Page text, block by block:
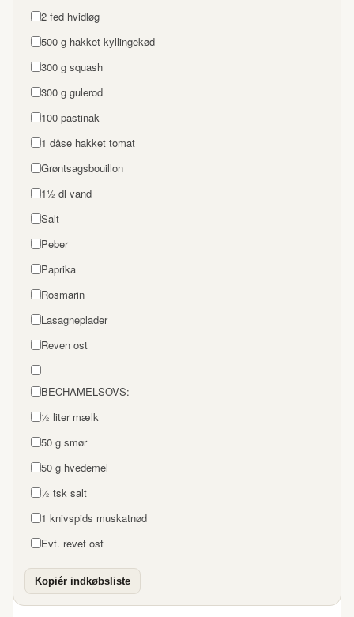
2 fed hvidløg
500 g hakket kyllingekød
300 g squash
300 g gulerod
100 pastinak
1 dåse hakket tomat
Grøntsagsbouillon
1½ dl vand
Salt
Peber
Paprika
Rosmarin
Lasagneplader
Reven ost
BECHAMELSOVS:
½ liter mælk
50 g smør
50 g hvedemel
½ tsk salt
1 knivspids muskatnød
Evt. revet ost
Kopiér indkøbsliste